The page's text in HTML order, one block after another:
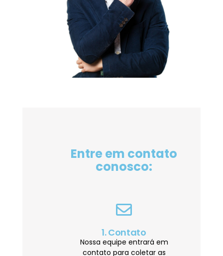
Entre em contato
conosco:
1. Contato
Nossa equipe entrará em
contato para coletar as